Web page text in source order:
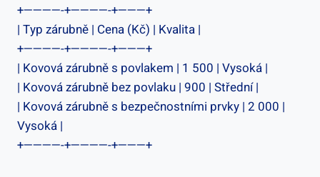
+————-+————-+———+
| Typ zárubně | Cena (Kč) | Kvalita |
+————-+————-+———+
| Kovová zárubně s povlakem | 1 500 | Vysoká |
| Kovová zárubně bez povlaku | 900 | Střední |
| Kovová zárubně s bezpečnostními prvky | 2 000 |
Vysoká |
+————-+————-+———+